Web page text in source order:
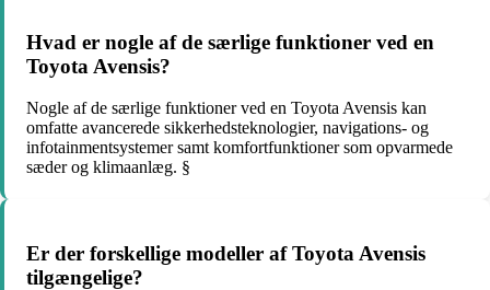
Hvad er nogle af de særlige funktioner ved en
Toyota Avensis?
Nogle af de særlige funktioner ved en Toyota Avensis kan
omfatte avancerede sikkerhedsteknologier, navigations- og
infotainmentsystemer samt komfortfunktioner som opvarmede
sæder og klimaanlæg. §
Er der forskellige modeller af Toyota Avensis
tilgængelige?